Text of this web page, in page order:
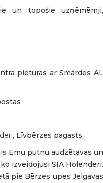
un topošie uzņēmēmji,
pieturas ar Smārdes AL
Līvbērzes pagasts.
Emu putnu audzētavas un
izveidojusi SIA Holenderi.
pie Bērzes upes Jelgavas